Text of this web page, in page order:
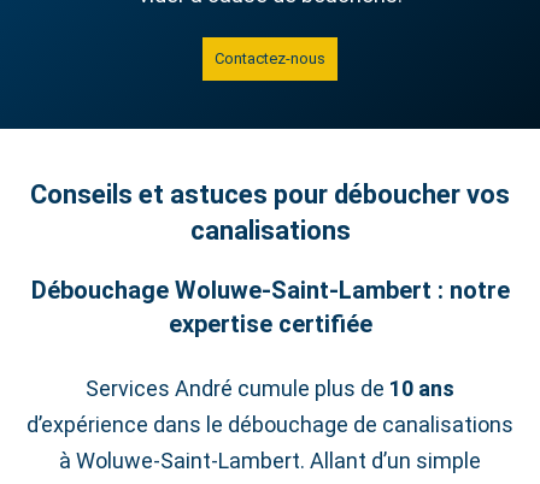
Contactez-nous
Conseils et astuces pour déboucher vos
canalisations
Débouchage Woluwe‑Saint‑Lambert : notre
expertise certifiée
Services André cumule plus de 10 ans
d’expérience dans le débouchage de canalisations
à Woluwe‑Saint‑Lambert. Allant d’un simple